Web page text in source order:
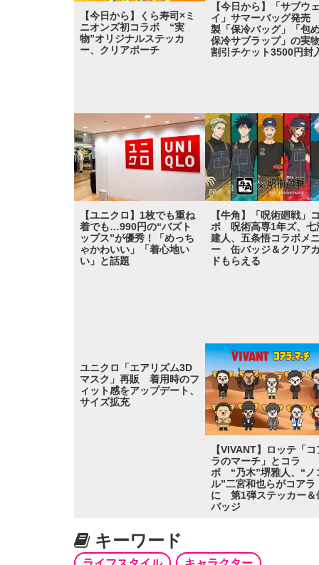
【今日から】くら寿司×ミ
ニオンズ初コラボ “実
物”オリジナルステッカ
ー、クリアポーチ
【今日から】「サブウ
イ」サマーバッグ発売
製「保冷バッグ」「包
保冷サブラップ」の
割引チケット3500円封
【ユニクロ】1枚でも重ね
着でも…990円の“バズト
ップス”が優秀！「めっち
ゃかわいい」「着心地い
い」と話題
【牛角】「呪術廻戦」
ボ 呪術高専1年ズ、七
建人、五条悟コラボメ
ー 缶バッジ＆クリア
ドもらえる
ユニクロ「エアリズム3D
マスク」再販 着用時のフ
ィット感をアップデート、
サイズ拡充
【VIVANT】ロッテ「コ
ラのマーチ」とコラ
ボ “乃木”堺雅人、“ノ
ル”二宮和也らがコアラ
に 第1弾ステッカー＆
バッジ
キーワード